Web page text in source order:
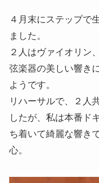
４月末にステップで
ました。
２人はヴァイオリン
弦楽器の美しい響き
ようです。
リハーサルで、２人
したが、私は本番ド
ち着いて綺麗な響き
心。